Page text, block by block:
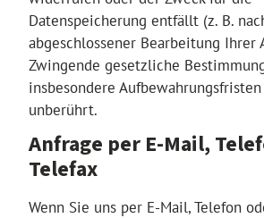
Datenspeicherung entfällt (z. B.
abgeschlossener Bearbeitung Ihrer
Zwingende gesetzliche
insbesondere
unberührt.
Anfrage per E-Mail,
Telefax
Wenn Sie uns per E-Mail, Telefon